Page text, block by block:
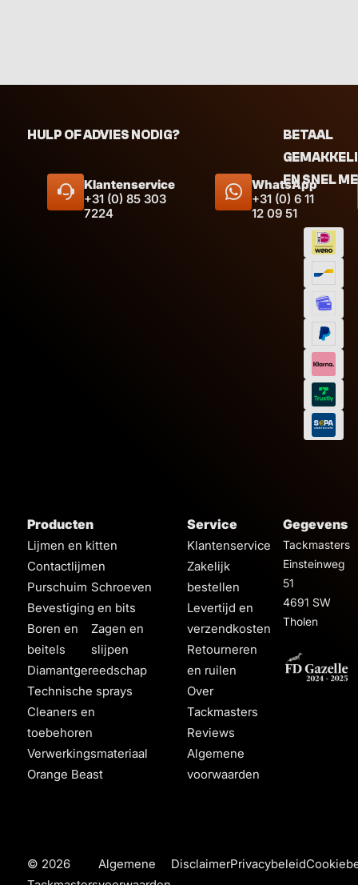
HULP OF ADVIES NODIG?
Klantenservice
+31 (0) 85 303
7224
WhatsApp
+31 (0) 6 11
12 09 51
BETAAL
EN SNEL
Producten
Lijmen en kitten
Contactlijmen
Purschuim Schroeven
Bevestiging en bits
Boren en
beitels
Zagen en
slijpen
Diamantgereedschap
Technische sprays
Cleaners en
toebehoren
Verwerkingsmateriaal
Orange Beast
Service
Klantenservice
Zakelijk
bestellen
Levertijd en
verzendkosten
Retourneren
en ruilen
Over
Tackmasters
Reviews
Algemene
voorwaarden
Gegevens
Tackmasters
Einsteinweg
51
4691 SW
Tholen
© 2026
Algemene
DisclaimerPrivacybeleid